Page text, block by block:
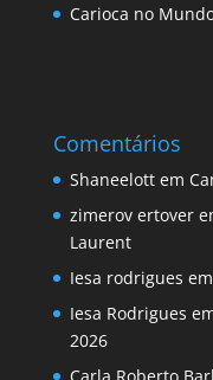
Carioca no
Comentários
Shaneelottem
zimerov ertover
Laurent
Iesa rodrigues em
Iesa Rodrigues
2026